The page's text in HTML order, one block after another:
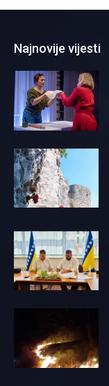
Najnovije vijesti